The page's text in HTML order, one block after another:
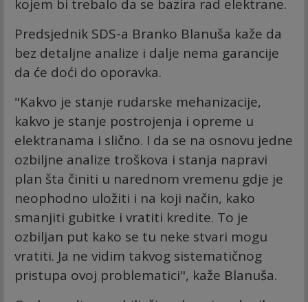
kojem bi trebalo da se bazira rad elektrane.
Predsjednik SDS-a Branko Blanuša kaže da
bez detaljne analize i dalje nema garancije
da će doći do oporavka.
"Kakvo je stanje rudarske mehanizacije,
kakvo je stanje postrojenja i opreme u
elektranama i slično. I da se na osnovu jedne
ozbiljne analize troškova i stanja napravi
plan šta činiti u narednom vremenu gdje je
neophodno uložiti i na koji način, kako
smanjiti gubitke i vratiti kredite. To je
ozbiljan put kako se tu neke stvari mogu
vratiti. Ja ne vidim takvog sistematičnog
pristupa ovoj problematici", kaže Blanuša.